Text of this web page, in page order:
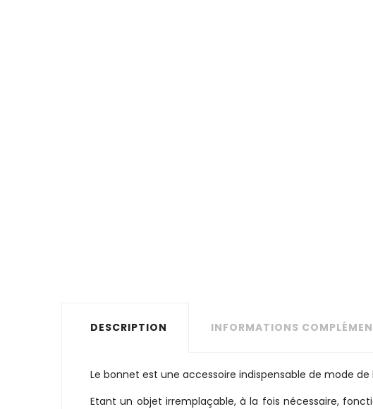
DESCRIPTION INFORMATIONS
Le bonnet est une accessoire indispensable de mode de
Etant un objet irremplaçable, à la fois nécessaire,